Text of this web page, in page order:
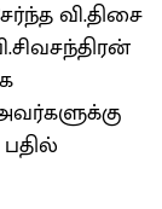
வி.திசை